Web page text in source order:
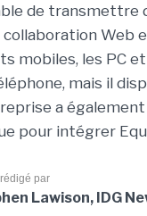
de transmettre
collaboration Web
mobiles, les PC
mais il
a
pour intégrer
par
Lawison, IDG